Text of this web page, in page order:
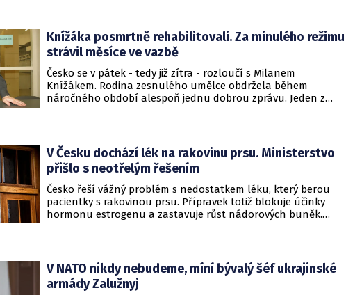
Knížáka posmrtně rehabilitovali. Za minulého režimu
strávil měsíce ve vazbě
Česko se v pátek - tedy již zítra - rozloučí s Milanem
Knížákem. Rodina zesnulého umělce obdržela během
náročného období alespoň jednu dobrou zprávu. Jeden z
V Česku dochází lék na rakovinu prsu. Ministerstvo
přišlo s neotřelým řešením
Česko řeší vážný problém s nedostatkem léku, který berou
pacientky s rakovinou prsu. Přípravek totiž blokuje účinky
hormonu estrogenu a zastavuje růst nádorových buněk.
V NATO nikdy nebudeme, míní bývalý šéf ukrajinské
armády Zalužnyj